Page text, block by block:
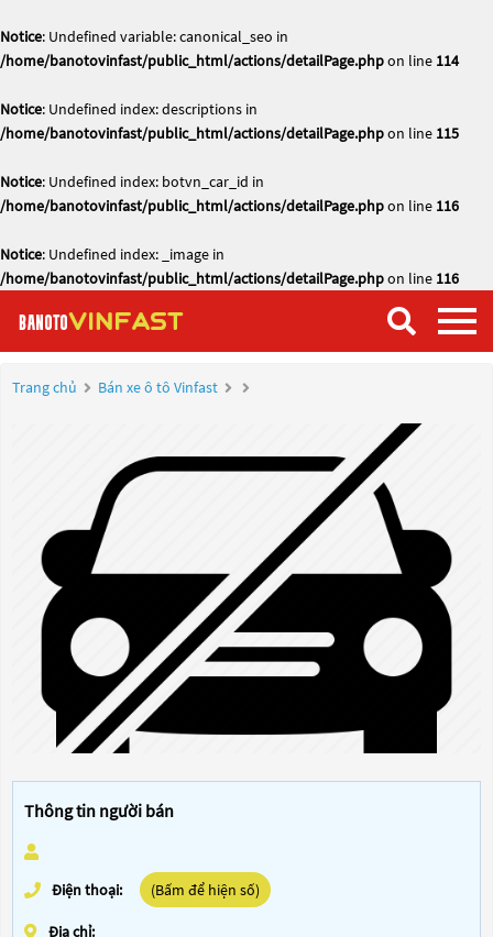
Notice: Undefined variable: canonical_seo in
/home/banotovinfast/public_html/actions/detailPage.phpon line 114
Notice: Undefined index: descriptions in
/home/banotovinfast/public_html/actions/detailPage.phpon line 115
Notice: Undefined index: botvn_car_id in
/home/banotovinfast/public_html/actions/detailPage.phpon line 116
Notice: Undefined index: _image in
/home/banotovinfast/public_html/actions/detailPage.phpon line 116
Trang chủ Bán xe ô tô Vinfast
Thông tin người bán
Điện thoại: (Bấm để hiện số)
Địa chỉ: